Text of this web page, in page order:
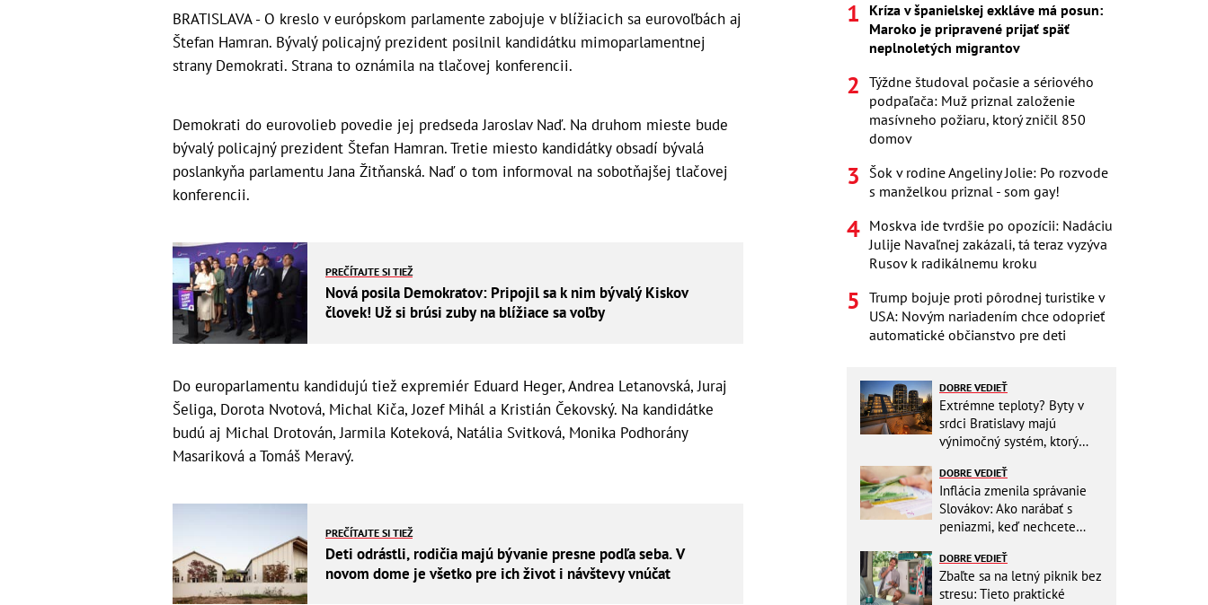
BRATISLAVA - O kreslo v európskom parlamente zabojuje v blížiacich sa eurovoľbách aj
Štefan Hamran. Bývalý policajný prezident posilnil kandidátku mimoparlamentnej
strany Demokrati. Strana to oznámila na tlačovej konferencii.
Demokrati do eurovolieb povedie jej predseda Jaroslav Naď. Na druhom mieste bude
bývalý policajný prezident Štefan Hamran. Tretie miesto kandidátky obsadí bývalá
poslankyňa parlamentu Jana Žitňanská. Naď o tom informoval na sobotňajšej tlačovej
konferencii.
PREČÍTAJTE SI TIEŽ
Nová posila Demokratov: Pripojil sa k nim bývalý Kiskov
človek! Už si brúsi zuby na blížiace sa voľby
Do europarlamentu kandidujú tiež expremiér Eduard Heger, Andrea Letanovská, Juraj
Šeliga, Dorota Nvotová, Michal Kiča, Jozef Mihál a Kristián Čekovský. Na kandidátke
budú aj Michal Drotován, Jarmila Koteková, Natália Svitková, Monika Podhorány
Masariková a Tomáš Meravý.
PREČÍTAJTE SI TIEŽ
Deti odrástli, rodičia majú bývanie presne podľa seba. V
novom dome je všetko pre ich život i návštevy vnúčat
Kríza v španielskej exkláve má posun:
Maroko je pripravené prijať späť
neplnoletých migrantov
Týždne študoval počasie a sériového
podpaľača: Muž priznal založenie
masívneho požiaru, ktorý zničil 850
domov
Šok v rodine Angeliny Jolie: Po rozvode
s manželkou priznal - som gay!
Moskva ide tvrdšie po opozícii: Nadáciu
Julije Navaľnej zakázali, tá teraz vyzýva
Rusov k radikálnemu kroku
Trump bojuje proti pôrodnej turistike v
USA: Novým nariadením chce odoprieť
automatické občianstvo pre deti
DOBRE VEDIEŤ
Extrémne teploty? Byty v
srdci Bratislavy majú
výnimočný systém, ktorý
DOBRE VEDIEŤ
Inflácia zmenila správanie
Slovákov: Ako narábať s
peniazmi, keď nechcete
DOBRE VEDIEŤ
Zbaľte sa na letný piknik bez
stresu: Tieto praktické